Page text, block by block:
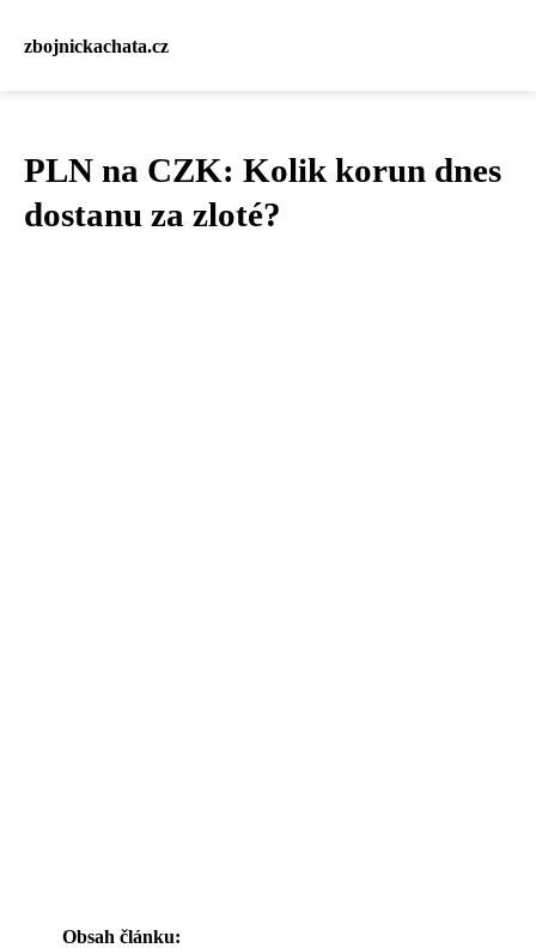
zbojnickachata.cz
PLN na CZK: Kolik korun dnes
dostanu za zloté?
Obsah článku: